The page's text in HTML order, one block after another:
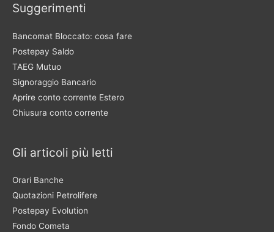
Suggerimenti
Bancomat Bloccato: cosa fare
Postepay Saldo
TAEG Mutuo
Signoraggio Bancario
Aprire conto corrente Estero
Chiusura conto corrente
Gli articoli più letti
Orari Banche
Quotazioni Petrolifere
Postepay Evolution
Fondo Cometa